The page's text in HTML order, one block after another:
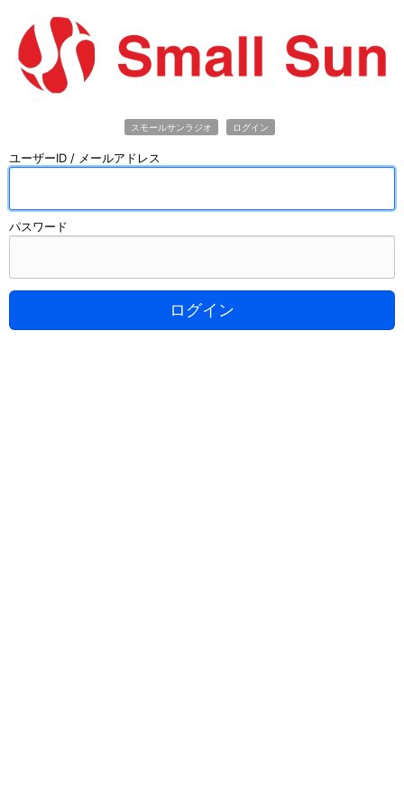
スモールサンラジオ ログイン
ユーザーID / メールアドレス
パスワード
ログイン